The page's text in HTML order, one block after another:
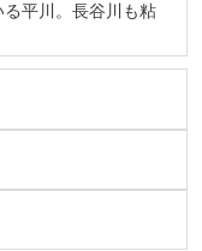
平川。長谷川も粘